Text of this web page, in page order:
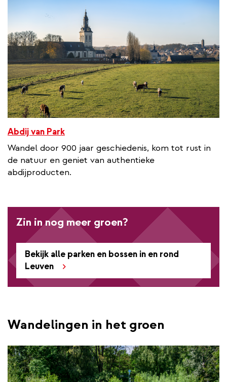
Abdij van Park
Wandel door 900 jaar geschiedenis, kom tot rust in
de natuur en geniet van authentieke
abdijproducten.
Bekijk alle parken en bossen in en rond
Leuven
Zin in nog meer groen?
Wandelingen in het groen